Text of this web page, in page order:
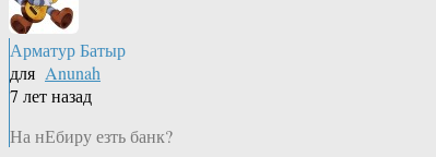
Арматур Батыр
для Anunah
7 лет назад
На нЕбиру езть банк?